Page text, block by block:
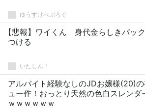
ゆうすけべぶろぐ
【悲報】ワイくん 身代金らしきバッ
つける
いたしん！
アルバイト経験なしのJDお嬢様(20)
ュー作！おっとり天然の色白スレンダ
ｗｗｗｗｗｗ